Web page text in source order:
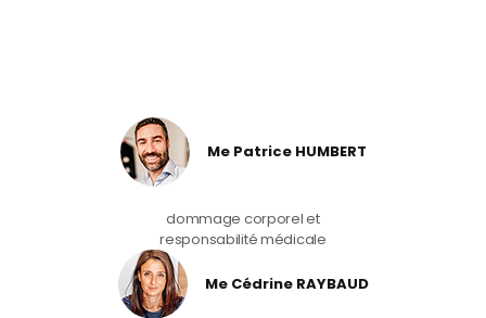
Me Patrice HUMBERT
dommage corporel et
responsabilité médicale
Me Cédrine RAYBAUD